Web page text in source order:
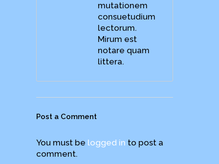
mutationem
consuetudium
lectorum.
Mirum est
notare quam
littera.
Post a Comment
You must be logged in to post a
comment.